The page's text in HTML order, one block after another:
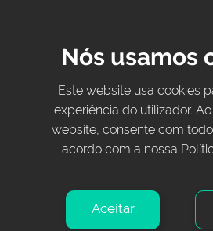
Nós usamos
Este website usa cookies
experiência do utilizador.
website, consente com
acordo com a nossa
Aceitar